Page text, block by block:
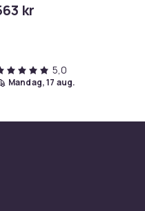
kr
5,0
mandag, 17 aug.